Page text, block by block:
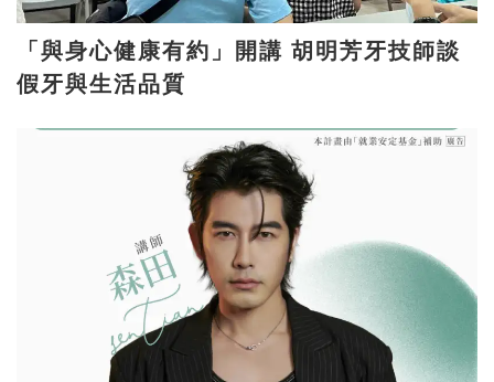
「與身心健康有約」開講 胡明芳牙技師談
假牙與生活品質